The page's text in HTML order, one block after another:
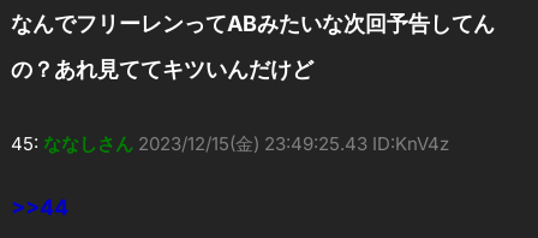
なんでフリーレンってABみたいな次回予告してん
の？あれ見ててキツいんだけど
45: ななしさん 2023/12/15(金) 23:49:25.43 ID:KnV4z
>>44